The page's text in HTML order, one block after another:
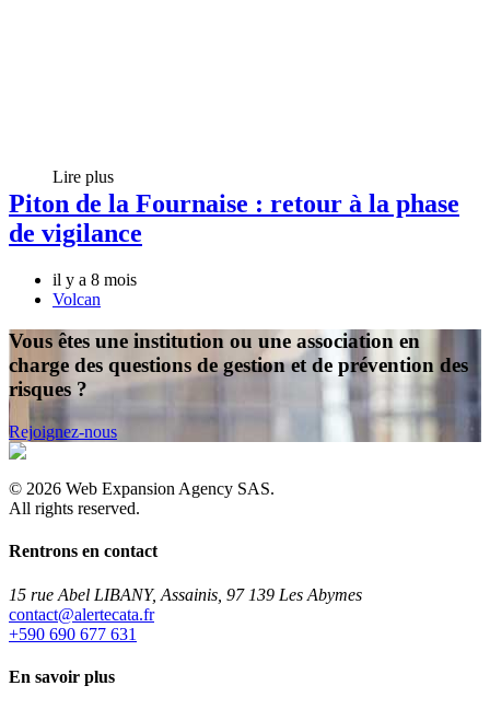
Lire plus
Piton de la Fournaise : retour à la phase
de vigilance
il y a 8 mois
Volcan
Vous êtes une institution ou une association en
charge des questions de gestion et de prévention des
risques ?
Rejoignez-nous
© 2026 Web Expansion Agency SAS.
All rights reserved.
Rentrons en contact
15 rue Abel LIBANY, Assainis, 97 139 Les Abymes
rf.atacetrela@tcatnoc
+590 690 677 631
En savoir plus